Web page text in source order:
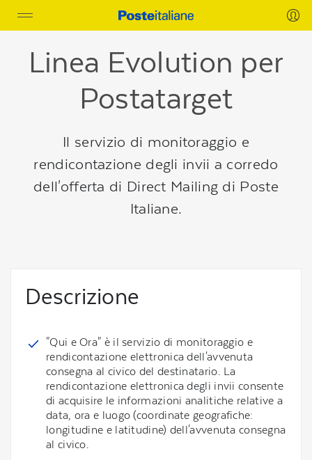
Toggle
navigation
Linea Evolution per
Postatarget
Il servizio di monitoraggio e
rendicontazione degli invii a corredo
dell'offerta di Direct Mailing di Poste
Italiane.
Descrizione
"Qui e Ora" è il servizio di monitoraggio e
rendicontazione elettronica dell'avvenuta
consegna al civico del destinatario. La
rendicontazione elettronica degli invii consente
di acquisire le informazioni analitiche relative a
data, ora e luogo (coordinate geografiche:
longitudine e latitudine) dell'avvenuta consegna
al civico.